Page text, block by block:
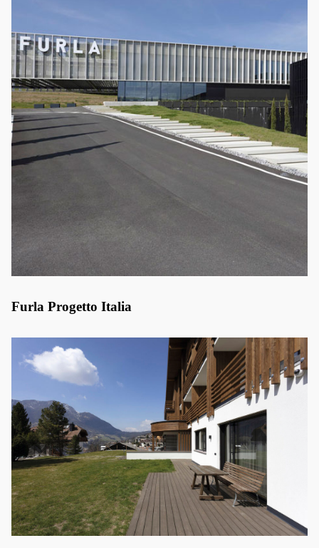
Furla Progetto Italia